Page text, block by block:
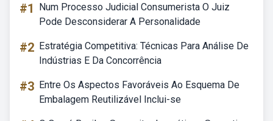
#1
Num Processo Judicial Consumerista O Juiz
Pode Desconsiderar A Personalidade
#2 Estratégia Competitiva: Técnicas Para Análise De
Indústrias E Da Concorrência
#3 Entre Os Aspectos Favoráveis Ao Esquema De
Embalagem Reutilizável Inclui-se